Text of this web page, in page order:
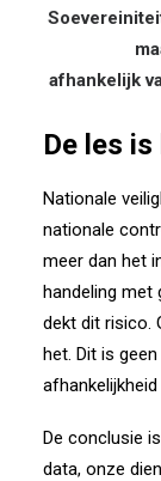
afhankelijk
De les
Nationale
nationale
meer dan het
handeling met
dekt dit risico.
het. Dit is
afhankelijkheid
De conclusie
data, onze